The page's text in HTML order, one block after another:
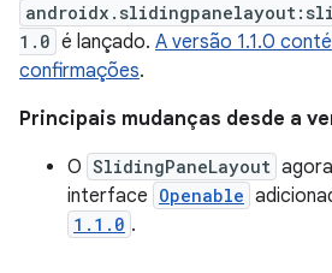
1.0 é lançado. A versão 1.1.0
confirmações.
Principais mudanças desde a
O SlidingPaneLayout
interface Openable
1.1.0 .